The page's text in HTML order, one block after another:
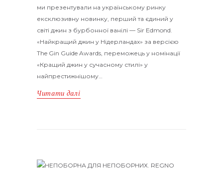
ми презентували на українському ринку
ексклюзивну новинку, перший та єдиний у
світі джин з бурбонної ванілі — Sir Edmond.
«Найкращий джин у Нідерландах» за версією
The Gin Guide Awards, переможець у номінації
«Кращий джин у сучасному стилі» у
найпрестижнішому…
Читати далі